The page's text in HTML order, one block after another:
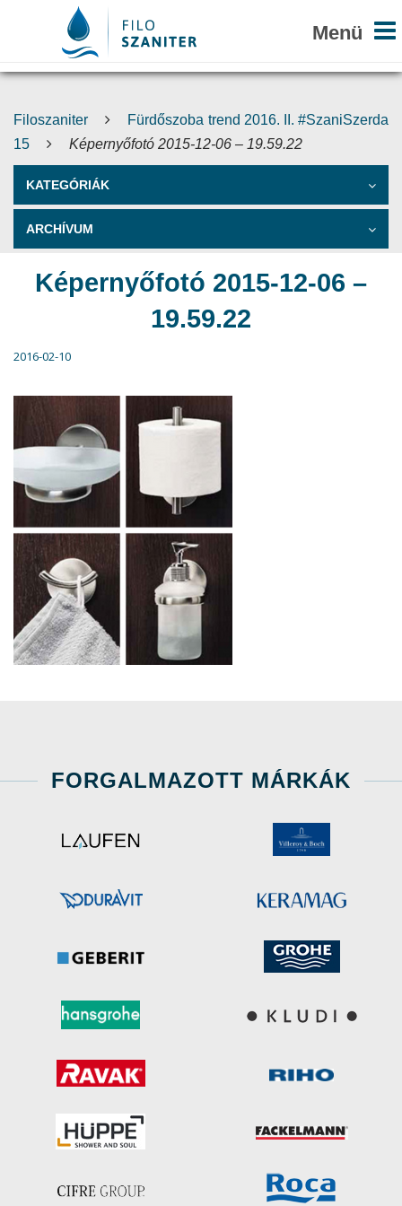
Filoszaniter
Fürdőszoba trend 2016. II. #SzaniSzerda
15
Képernyőfotó 2015-12-06 – 19.59.22
KATEGÓRIÁK
ARCHÍVUM
Képernyőfotó 2015-12-06 –
19.59.22
2016-02-10
FORGALMAZOTT MÁRKÁK